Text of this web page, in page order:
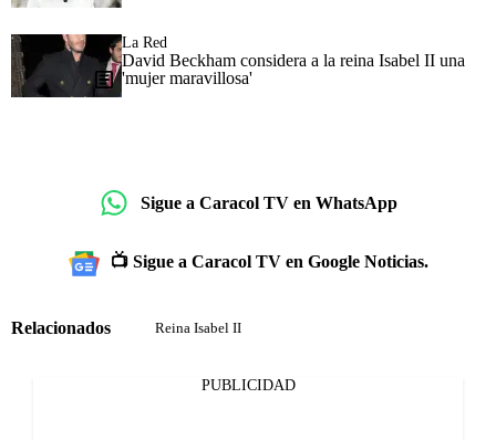
La Red
David Beckham considera a la reina Isabel II una
'mujer maravillosa'
Sigue a Caracol TV en WhatsApp
📺 Sigue a Caracol TV en Google Noticias.
Relacionados Reina Isabel II
PUBLICIDAD